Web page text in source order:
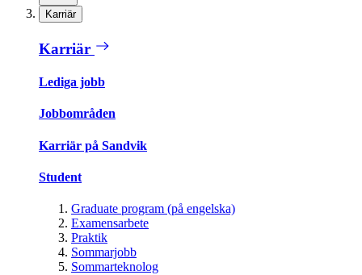
Karriär
Karriär
Lediga jobb
Jobbområden
Karriär på Sandvik
Student
Graduate program (på engelska)
Examensarbete
Praktik
Sommarjobb
Sommarteknolog